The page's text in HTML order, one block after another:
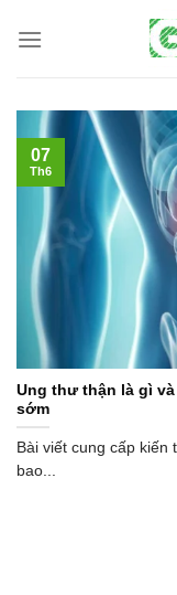
Ung thư thận là gì
sớm
Bài viết cung cấp kiến
bao...
07
Th6